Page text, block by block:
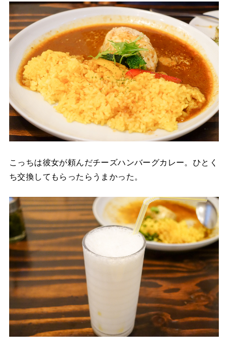
こっちは彼女が頼んだチーズハンバーグカレー。ひとく
ち交換してもらったらうまかった。